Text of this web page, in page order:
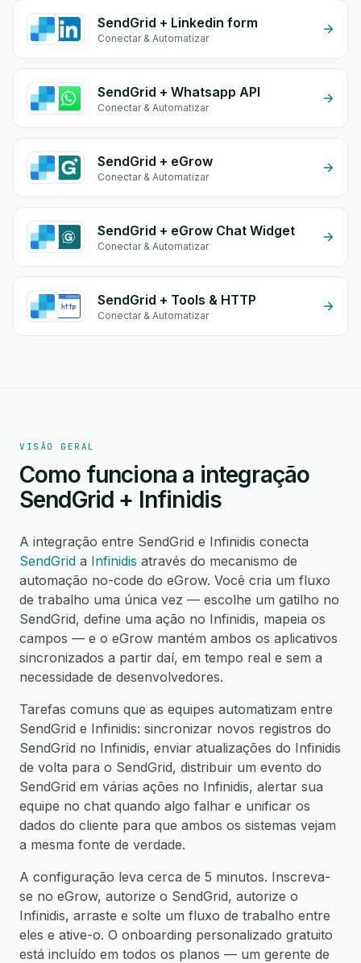
SendGrid + Linkedin form
Conectar & Automatizar
SendGrid + Whatsapp API
Conectar & Automatizar
SendGrid + eGrow
Conectar & Automatizar
SendGrid + eGrow Chat Widget
Conectar & Automatizar
SendGrid + Tools & HTTP
Conectar & Automatizar
VISÃO GERAL
Como funciona a integração
SendGrid + Infinidis
A integração entre SendGrid e Infinidis conecta
SendGrid a Infinidis através do mecanismo de
automação no-code do eGrow. Você cria um fluxo
de trabalho uma única vez — escolhe um gatilho no
SendGrid, define uma ação no Infinidis, mapeia os
campos — e o eGrow mantém ambos os aplicativos
sincronizados a partir daí, em tempo real e sem a
necessidade de desenvolvedores.
Tarefas comuns que as equipes automatizam entre
SendGrid e Infinidis: sincronizar novos registros do
SendGrid no Infinidis, enviar atualizações do Infinidis
de volta para o SendGrid, distribuir um evento do
SendGrid em várias ações no Infinidis, alertar sua
equipe no chat quando algo falhar e unificar os
dados do cliente para que ambos os sistemas vejam
a mesma fonte de verdade.
A configuração leva cerca de 5 minutos. Inscreva-
se no eGrow, autorize o SendGrid, autorize o
Infinidis, arraste e solte um fluxo de trabalho entre
eles e ative-o. O onboarding personalizado gratuito
está incluído em todos os planos — um gerente de